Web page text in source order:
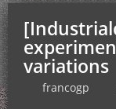
variations
francogp